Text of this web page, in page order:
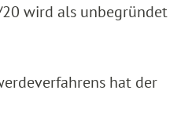
wird als unbegründet
hat der